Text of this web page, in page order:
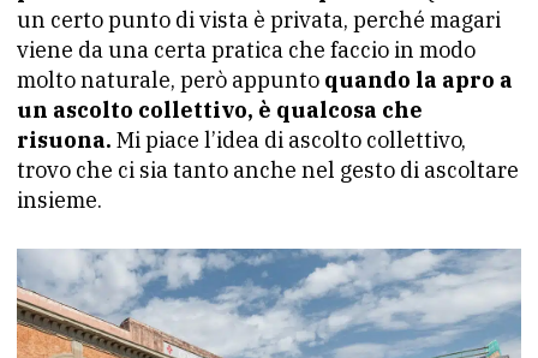
un certo punto di vista è privata, perché magari
viene da una certa pratica che faccio in modo
molto naturale, però appunto quando la apro a
un ascolto collettivo, è qualcosa che
risuona. Mi piace l’idea di ascolto collettivo,
trovo che ci sia tanto anche nel gesto di ascoltare
insieme.